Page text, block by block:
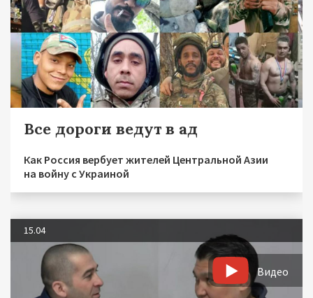
Все дороги ведут в ад
Как Россия вербует жителей Центральной Азии
на войну с Украиной
15.04
Видео